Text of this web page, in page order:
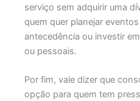
serviço sem adquirir uma
quem quer planejar
antecedência ou investir
ou pessoais.
Por fim, vale dizer que
opção para quem tem